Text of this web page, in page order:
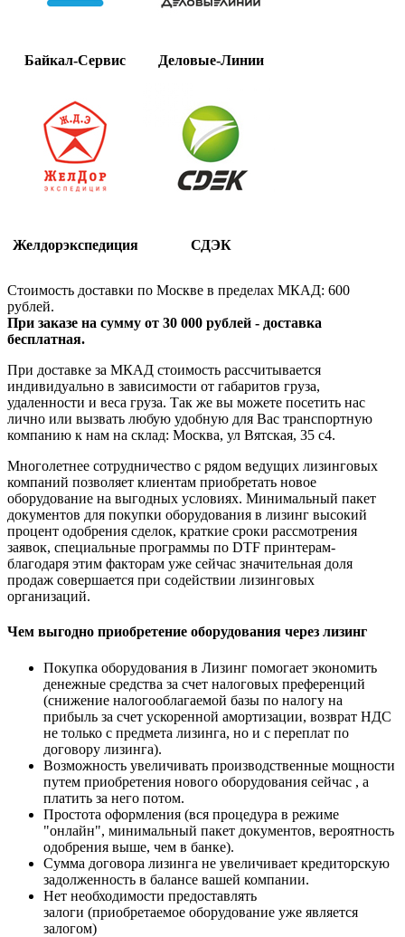
Байкал-Сервис Деловые-Линии
Желдорэкспедиция СДЭК
Стоимость доставки по Москве в пределах МКАД: 600
рублей.
При заказе на сумму от 30 000 рублей - доставка
бесплатная.
При доставке за МКАД стоимость рассчитывается
индивидуально в зависимости от габаритов груза,
удаленности и веса груза. Так же вы можете посетить нас
лично или вызвать любую удобную для Вас транспортную
компанию к нам на склад: Москва, ул Вятская, 35 c4.
Многолетнее сотрудничество с рядом ведущих лизинговых
компаний позволяет клиентам приобретать новое
оборудование на выгодных условиях. Минимальный пакет
документов для покупки оборудования в лизинг высокий
процент одобрения сделок, краткие сроки рассмотрения
заявок, специальные программы по DTF принтерам-
благодаря этим факторам уже сейчас значительная доля
продаж совершается при содействии лизинговых
организаций.
Чем выгодно приобретение оборудования через лизинг
Покупка оборудования в Лизинг помогает экономить
денежные средства за счет налоговых преференций
(снижение налогооблагаемой базы по налогу на
прибыль за счет ускоренной амортизации, возврат НДС
не только с предмета лизинга, но и с переплат по
договору лизинга).
Возможность увеличивать производственные мощности
путем приобретения нового оборудования сейчас , а
платить за него потом.
Простота оформления (вся процедура в режиме
"онлайн", минимальный пакет документов, вероятность
одобрения выше, чем в банке).
Сумма договора лизинга не увеличивает кредиторскую
задолженность в балансе вашей компании.
Нет необходимости предоставлять
залоги (приобретаемое оборудование уже является
залогом)